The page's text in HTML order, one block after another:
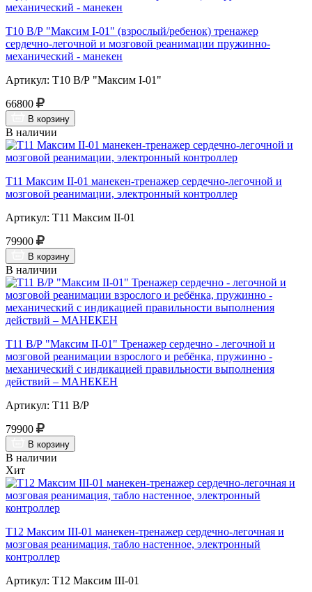
Т10 В/Р "Максим I-01" (взрослый/ребенок) тренажер
сердечно-легочной и мозговой реанимации пружинно-
механический - манекен
Артикул: Т10 В/Р "Максим I-01"
66800
В корзину
В наличии
Т11 Максим II-01 манекен-тренажер сердечно-легочной и
мозговой реанимации, электронный контроллер
Артикул: Т11 Максим II-01
79900
В корзину
В наличии
Т11 В/Р "Максим II-01" Тренажер сердечно - легочной и
мозговой реанимации взрослого и ребёнка, пружинно -
механический с индикацией правильности выполнения
действий – МАНЕКЕН
Артикул: Т11 В/Р
79900
В корзину
В наличии
Хит
Т12 Максим III-01 манекен-тренажер сердечно-легочная и
мозговая реанимация, табло настенное, электронный
контроллер
Артикул: Т12 Максим III-01